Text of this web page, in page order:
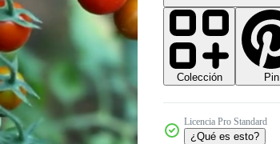
Colección Pin
Licencia Pro Standard
¿Qué es esto?